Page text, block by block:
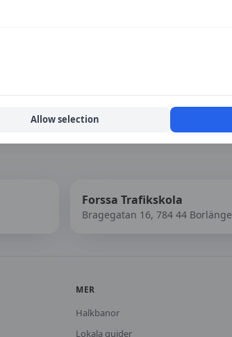
Forssa Trafikskola
Bragegatan 16, 784 44 Borlänge
MER
Halkbanor
Lokala guider
Allow selection